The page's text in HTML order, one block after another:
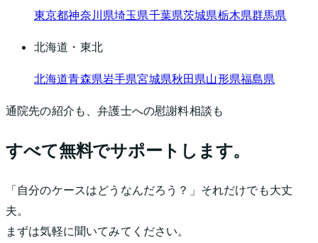
東京都神奈川県埼玉県千葉県茨城県栃木県群馬県
北海道・東北
北海道青森県岩手県宮城県秋田県山形県福島県
通院先の紹介も、弁護士への慰謝料相談も
すべて無料でサポートします。
「自分のケースはどうなんだろう？」それだけでも大丈
夫。
まずは気軽に聞いてみてください。